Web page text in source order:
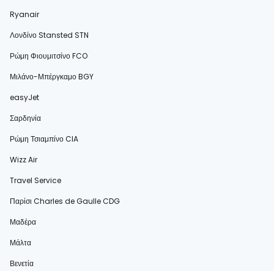
Ryanair
Λονδίνο Stansted STN
Ρώμη Φιουμιτσίνο FCO
Μιλάνο-Μπέργκαμο BGY
easyJet
Σαρδηνία
Ρώμη Τσιαμπίνο CIA
Wizz Air
Travel Service
Παρίσι Charles de Gaulle CDG
Μαδέρα
Μάλτα
Βενετία